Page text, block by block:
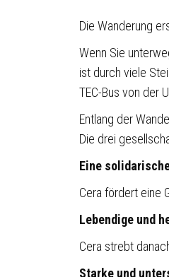
Die Wanderung
Wenn Sie
ist durch viele
TEC-Bus von der
Entlang der
Die drei
Eine
Cera fördert eine
Lebendige und
Cera strebt
Starke und